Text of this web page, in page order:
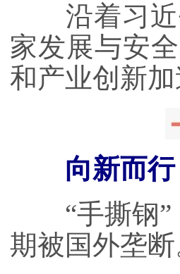
沿着习近
家发展与安
和产业创新
向新而
“手撕钢”，
期被国外垄